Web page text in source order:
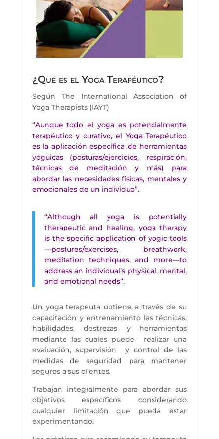
¿Qué es el Yoga Terapéutico?
Según The International Association of
Yoga Therapists (IAYT)
“Aunque todo el yoga es potencialmente
terapéutico y curativo, el Yoga Terapéutico
es la aplicación específica de herramientas
yóguicas (posturas/ejercicios, respiración,
técnicas de meditación y más) para
abordar las necesidades físicas, mentales y
emocionales de un individuo”.
“Although all yoga is potentially
therapeutic and healing, yoga therapy
is the specific application of yogic tools
—postures/exercises, breathwork,
meditation techniques, and more—to
address an individual’s physical, mental,
and emotional needs”.
Un yoga terapeuta obtiene a través de su
capacitación y entrenamiento las técnicas,
habilidades, destrezas y herramientas
mediante las cuales puede realizar una
evaluación, supervisión y control de las
medidas de seguridad para mantener
seguros a sus clientes.
Trabajan integralmente para abordar sus
objetivos específicos considerando
cualquier limitación que pueda estar
experimentando.